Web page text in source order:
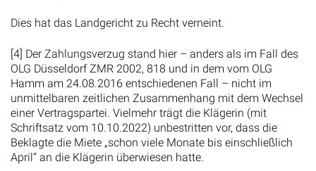
Dies hat das Landgericht zu Recht verneint.
[4] Der Zahlungsverzug stand hier – anders als im Fall des
OLG Düsseldorf ZMR 2002, 818 und in dem vom OLG
Hamm am 24.08.2016 entschiedenen Fall – nicht im
unmittelbaren zeitlichen Zusammenhang mit dem Wechsel
einer Vertragspartei. Vielmehr trägt die Klägerin (mit
Schriftsatz vom 10.10.2022) unbestritten vor, dass die
Beklagte die Miete „schon viele Monate bis einschließlich
April“ an die Klägerin überwiesen hatte.